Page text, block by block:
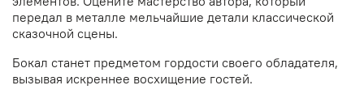
передал в металле мельчайшие детали классической
сказочной сцены.
Бокал станет предметом гордости своего обладателя,
вызывая искреннее восхищение гостей.